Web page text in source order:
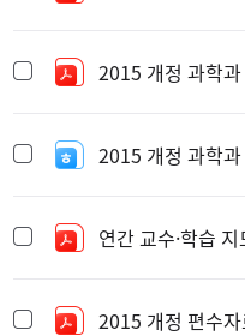
2015 개정 과학
2015 개정 과학
연간 교수·학습
2015 개정 편수